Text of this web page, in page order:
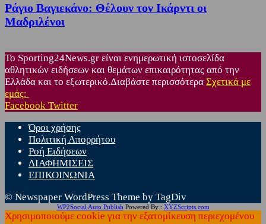
Ράγιο Βαγιεκάνο: Θέλουν τον Ικάρντι οι
Μαδριλένοι
Το Sporting24News.gr είναι ενημερωτική ιστοσελίδα
αθλητικών ειδήσεων και θεμάτων επικαιρότητας από την
Ελλάδα και το εξωτερικό.Διαβάστε περισσότερα Σχετικά με
εμάς:
Facebook Twitter
Όροι χρήσης
Πολιτική Απορρήτου
Ροή Ειδήσεων
ΔΙΑΦΗΜΙΣΕΙΣ
ΕΠΙΚΟΙΝΩΝΙΑ
© Newspaper WordPress Theme by TagDiv
WP2Social Auto Publish Powered By : XYZScripts.com
Χρησιμοποιούμε cookie για την εξατομίκευση περιεχομένου